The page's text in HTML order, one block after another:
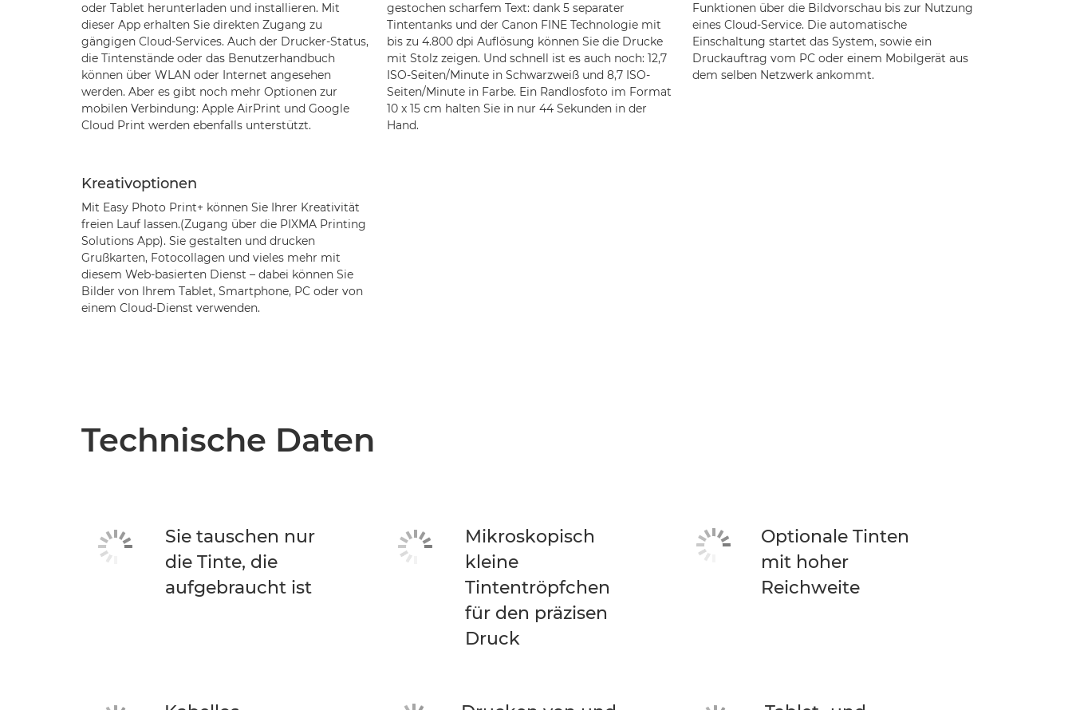
oder Tablet herunterladen und installieren. Mit
dieser App erhalten Sie direkten Zugang zu
gängigen Cloud-Services. Auch der Drucker-Status,
die Tintenstände oder das Benutzerhandbuch
können über WLAN oder Internet angesehen
werden. Aber es gibt noch mehr Optionen zur
mobilen Verbindung: Apple AirPrint und Google
Cloud Print werden ebenfalls unterstützt.
gestochen scharfem Text: dank 5 separater
Tintentanks und der Canon FINE Technologie mit
bis zu 4.800 dpi Auflösung können Sie die Drucke
mit Stolz zeigen. Und schnell ist es auch noch: 12,7
ISO-Seiten/Minute in Schwarzweiß und 8,7 ISO-
Seiten/Minute in Farbe. Ein Randlosfoto im Format
10 x 15 cm halten Sie in nur 44 Sekunden in der
Hand.
Funktionen über die Bildvorschau bis zur Nutzung
eines Cloud-Service. Die automatische
Einschaltung startet das System, sowie ein
Druckauftrag vom PC oder einem Mobilgerät aus
dem selben Netzwerk ankommt.
Kreativoptionen
Mit Easy Photo Print+ können Sie Ihrer Kreativität
freien Lauf lassen.(Zugang über die PIXMA Printing
Solutions App). Sie gestalten und drucken
Grußkarten, Fotocollagen und vieles mehr mit
diesem Web-basierten Dienst – dabei können Sie
Bilder von Ihrem Tablet, Smartphone, PC oder von
einem Cloud-Dienst verwenden.
Technische Daten
Sie tauschen nur
die Tinte, die
aufgebraucht ist
Mikroskopisch
kleine
Tintentröpfchen
für den präzisen
Druck
Optionale Tinten
mit hoher
Reichweite